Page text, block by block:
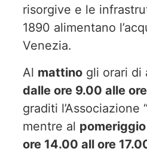
risorgive e le
1890 alimentano
Venezia.
Al mattino gli orari di
dalle ore 9.00 alle
graditi l’Associazione
mentre al pomeriggio
ore 14.00 all ore